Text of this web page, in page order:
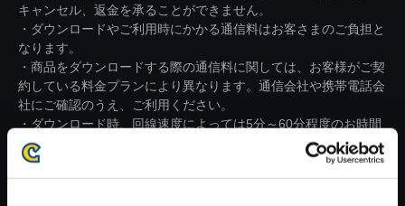
キャンセル、返金を承ることができません。
・ダウンロードやご利用時にかかる通信料はお客さまのご負担と
なります。
・商品をダウンロードする際の通信料に関しては、お客様がご契
約している料金プランにより異なります。通信会社や携帯電話会
社にご確認のうえ、ご利用ください。
・ダウンロード時、回線速度によっては5分～60分程度のお時間
がかかる場合がございます。
※ご購入いただいたファイルのダウンロードの際には、通信環境
が安定しているWifi環境でお試しください。